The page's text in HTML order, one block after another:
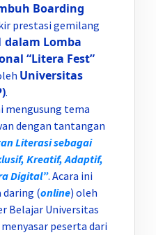
Boarding
prestasi gemilang
dalam Lomba
“Litera Fest”
Universitas
.
mengusung tema
dengan tantangan
Literasi sebagai
Kreatif, Adaptif,
Digital”. Acara ini
daring (online) oleh
Belajar Universitas
peserta dari